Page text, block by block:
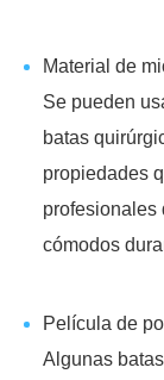
Material de
Se pueden
batas
propiedades
profesionales
cómodos
Película de
Algunas